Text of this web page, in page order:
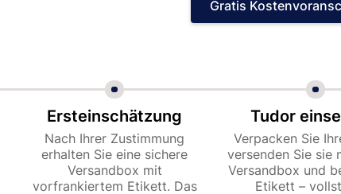
Gratis
Ersteinschätzung
Nach Ihrer Zustimmung
erhalten Sie eine sichere
Versandbox mit
vorfrankiertem Etikett. Das
Tudor
Verpacken Sie
versenden Sie sie
Versandbox und
Etikett –